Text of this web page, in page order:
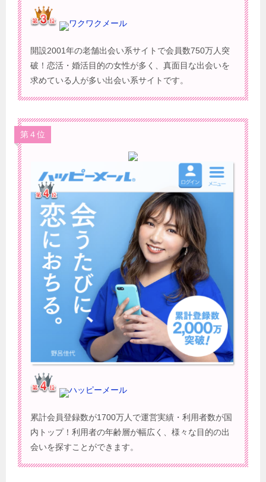
ワクワクメール
開設2001年の老舗出会い系サイトで会員数750万人突
破！恋活・婚活目的の女性が多く、真面目な出会いを
求めている人が多い出会い系サイトです。
第４位
ハッピーメール
累計会員登録数が1700万人で運営実績・利用者数が国
内トップ！利用者の年齢層が幅広く、様々な目的の出
会いを探すことができます。